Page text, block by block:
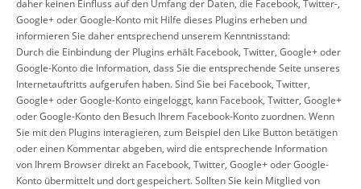
daher keinen Einfluss auf den Umfang der Daten, die Facebook, Twitter-,
Google+ oder Google-Konto mit Hilfe dieses Plugins erheben und
informieren Sie daher entsprechend unserem Kenntnisstand:
Durch die Einbindung der Plugins erhält Facebook, Twitter, Google+ oder
Google-Konto die Information, dass Sie die entsprechende Seite unseres
Internetauftritts aufgerufen haben. Sind Sie bei Facebook, Twitter,
Google+ oder Google-Konto eingeloggt, kann Facebook, Twitter, Google+
oder Google-Konto den Besuch Ihrem Facebook-Konto zuordnen. Wenn
Sie mit den Plugins interagieren, zum Beispiel den Like Button betätigen
oder einen Kommentar abgeben, wird die entsprechende Information
von Ihrem Browser direkt an Facebook, Twitter, Google+ oder Google-
Konto übermittelt und dort gespeichert. Sollten Sie kein Mitglied von